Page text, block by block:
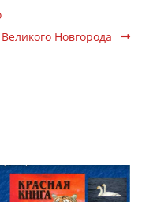
Новгорода